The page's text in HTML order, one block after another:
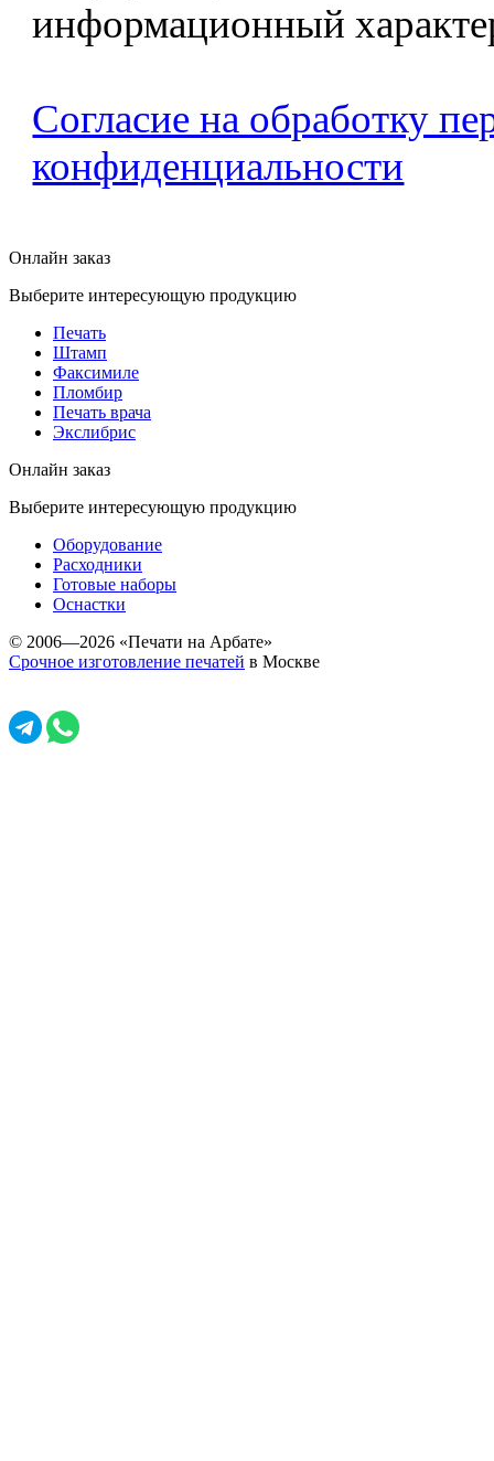
информационный
Согласие на обработку
конфиденциальности
Онлайн заказ
Выберите интересующую продукцию
Печать
Штамп
Факсимиле
Пломбир
Печать врача
Экслибрис
Онлайн заказ
Выберите интересующую продукцию
Оборудование
Расходники
Готовые наборы
Оснастки
© 2006—2026 «Печати на Арбате»
Срочное изготовление печатей в Москве